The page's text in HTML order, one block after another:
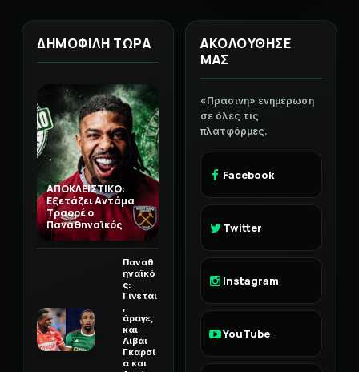
ΔΗΜΟΦΙΛΗ ΤΩΡΑ
ΑΠΟΚΛΕΙΣΤΙΚΟ:
Εξετάζει Αντάμα
Τραορέ ο
Παναθηναϊκός
Παναθ
ηναϊκό
ς:
Γίνεται
,
άραγε,
και
Λιβάι
Γκαρσί
α και
ΑΚΟΛΟΥΘΗΣΕ
ΜΑΣ
«Πράσινη» ενημέρωση
σε όλες τις
πλατφόρμες.
Facebook
Twitter
Instagram
YouTube